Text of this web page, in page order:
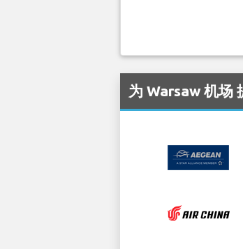
为 Warsaw 机场